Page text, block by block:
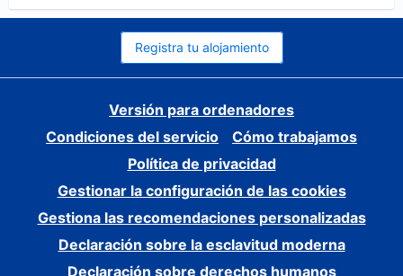
Registra tu alojamiento
Versión para ordenadores
Condiciones del servicio
Cómo trabajamos
Política de privacidad
Gestionar la configuración de las cookies
Gestiona las recomendaciones personalizadas
Declaración sobre la esclavitud moderna
Declaración sobre derechos humanos